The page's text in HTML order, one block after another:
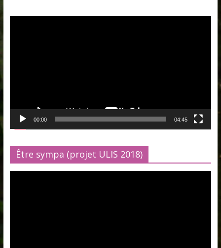
00:00 04:45
Être sympa (projet ULIS 2018)